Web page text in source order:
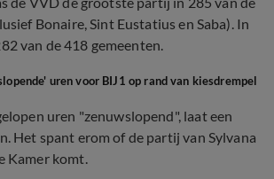
Bonaire, Sint Eustatius en Saba). In
van de 418 gemeenten.
uren voor BIJ1 op rand van kiesdrempel
uren "zenuwslopend", laat een
Het spant erom of de partij van Sylvana
Kamer komt.